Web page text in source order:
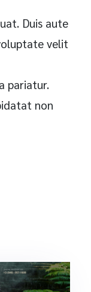
Duis aute
velit
pariatur.
non